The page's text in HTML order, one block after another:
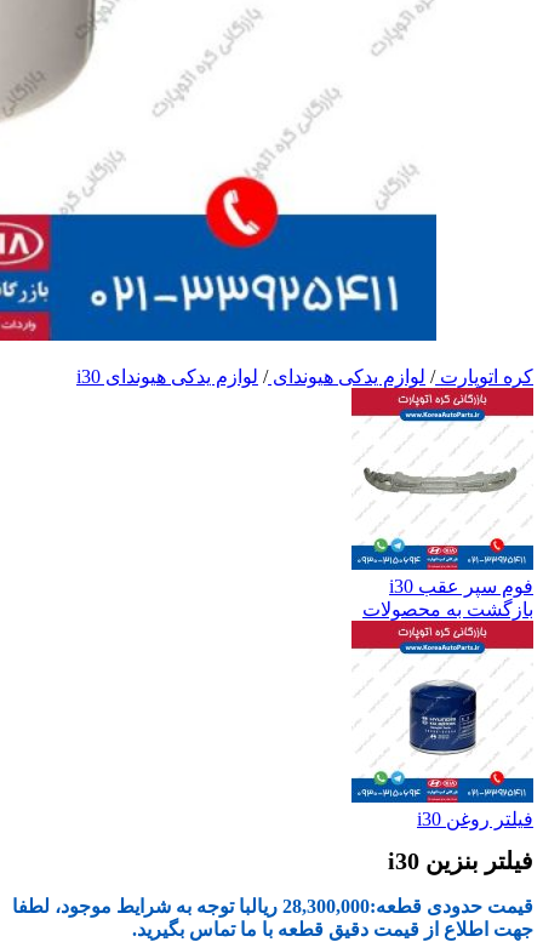
کره اتوپارت/ لوازم یدکی هیوندای/ لوازم یدکی هیوندای i30
فوم سپر عقب i30
بازگشت به محصولات
فیلتر روغن i30
فیلتر بنزین i30
قیمت حدودی قطعه:28,300,000 ریالبا توجه به شرایط موجود، لطفا
جهت اطلاع از قیمت دقیق قطعه با ما تماس بگیرید.